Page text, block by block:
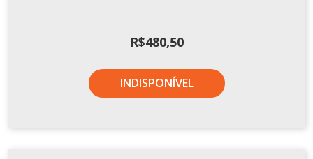
R$480,50
INDISPONÍVEL